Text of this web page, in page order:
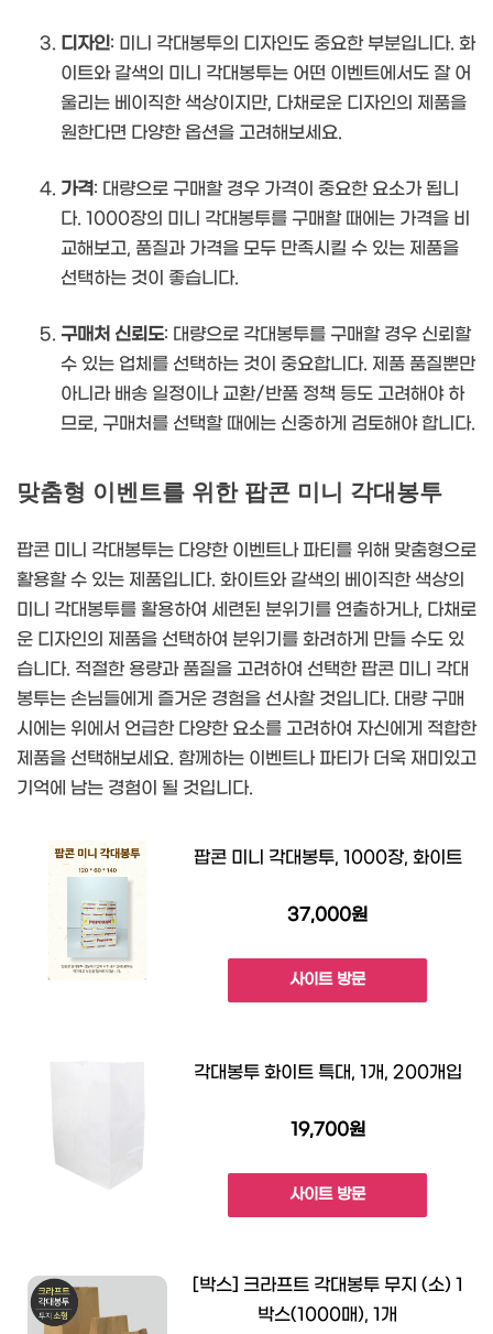
디자인: 미니 각대봉투의 디자인도 중요한 부분입니다. 화
이트와 갈색의 미니 각대봉투는 어떤 이벤트에서도 잘 어
울리는 베이직한 색상이지만, 다채로운 디자인의 제품을
원한다면 다양한 옵션을 고려해보세요.
가격: 대량으로 구매할 경우 가격이 중요한 요소가 됩니
다. 1000장의 미니 각대봉투를 구매할 때에는 가격을 비
교해보고, 품질과 가격을 모두 만족시킬 수 있는 제품을
선택하는 것이 좋습니다.
구매처 신뢰도: 대량으로 각대봉투를 구매할 경우 신뢰할
수 있는 업체를 선택하는 것이 중요합니다. 제품 품질뿐만
아니라 배송 일정이나 교환/반품 정책 등도 고려해야 하
므로, 구매처를 선택할 때에는 신중하게 검토해야 합니다.
맞춤형 이벤트를 위한 팝콘 미니 각대봉투
팝콘 미니 각대봉투는 다양한 이벤트나 파티를 위해 맞춤형으로
활용할 수 있는 제품입니다. 화이트와 갈색의 베이직한 색상의
미니 각대봉투를 활용하여 세련된 분위기를 연출하거나, 다채로
운 디자인의 제품을 선택하여 분위기를 화려하게 만들 수도 있
습니다. 적절한 용량과 품질을 고려하여 선택한 팝콘 미니 각대
봉투는 손님들에게 즐거운 경험을 선사할 것입니다. 대량 구매
시에는 위에서 언급한 다양한 요소를 고려하여 자신에게 적합한
제품을 선택해보세요. 함께하는 이벤트나 파티가 더욱 재미있고
기억에 남는 경험이 될 것입니다.
팝콘 미니 각대봉투, 1000장, 화이트
37,000원
사이트 방문
각대봉투 화이트 특대, 1개, 200개입
19,700원
사이트 방문
[박스] 크라프트 각대봉투 무지 (소) 1
박스(1000매), 1개